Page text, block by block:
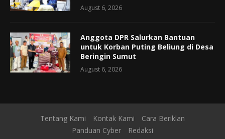
August 6, 2026
Anggota DPR Salurkan Bantuan
untuk Korban Puting Beliung di Desa
Beringin Sumut
August 6, 2026
Tentang Kami Kontak Kami
Cara Beriklan
Panduan Cyber
Redaksi